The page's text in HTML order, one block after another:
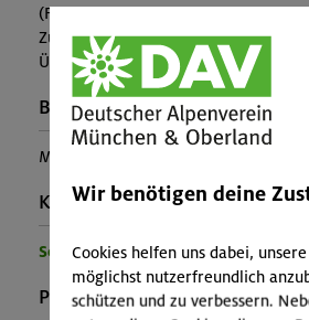
(Falls nicht in den Leistungen
Zusatzkosten für z.B. An- und
Übernachtung oder Skipass an.)
Buchungscode:
MUC-25-0740
Kontakt Veranstalter:
Sektion München
Preise:
Wir benötigen deine
Cookies helfen uns dabei,
möglichst nutzerfreundlich
schützen und zu verbessern.